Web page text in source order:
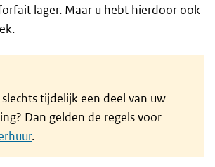
lager. Maar u hebt hierdoor ook
tijdelijk een deel van uw
Dan gelden de regels voor
.